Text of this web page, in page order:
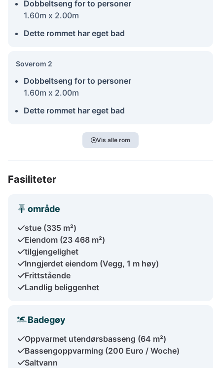
Dobbeltseng for to personer
1.60m x 2.00m
Dette rommet har eget bad
Soverom 2
Dobbeltseng for to personer
1.60m x 2.00m
Dette rommet har eget bad
Vis alle rom
Fasiliteter
område
stue (335 m²)
Eiendom (23 468 m²)
tilgjengelighet
Inngjerdet eiendom (Vegg, 1 m høy)
Frittstående
Landlig beliggenhet
Badegøy
Oppvarmet utendørsbasseng (64 m²)
Bassengoppvarming (200 Euro / Woche)
Saltvann